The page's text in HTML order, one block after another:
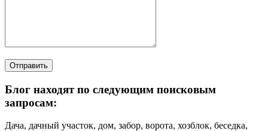
Отправить
Блог находят по следующим поисковым
запросам:
Дача, дачный участок, дом, забор, ворота, хозблок, беседка,